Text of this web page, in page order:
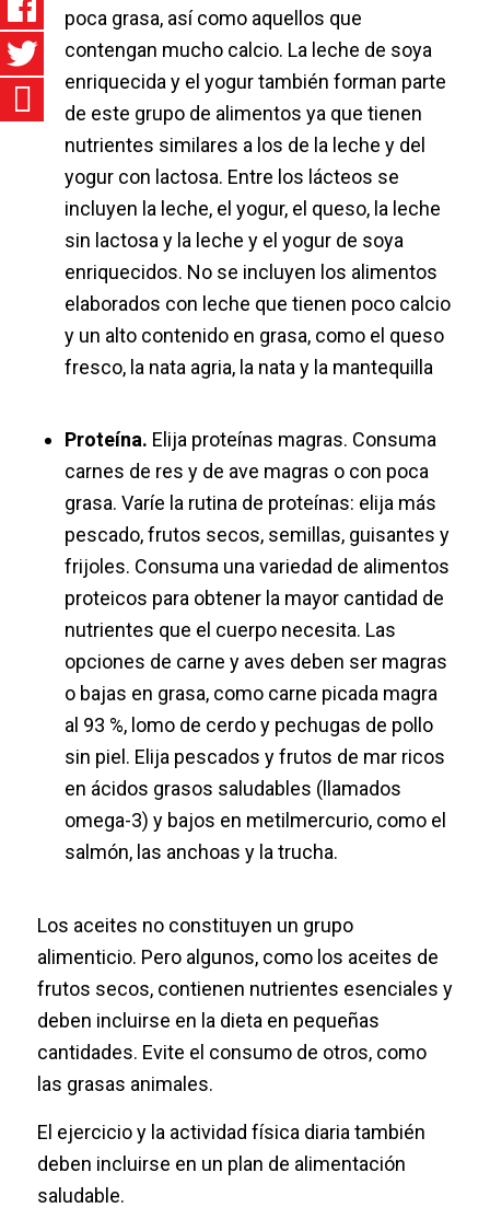
poca grasa, así como aquellos que
contengan mucho calcio. La leche de soya
enriquecida y el yogur también forman parte
de este grupo de alimentos ya que tienen
nutrientes similares a los de la leche y del
yogur con lactosa. Entre los lácteos se
incluyen la leche, el yogur, el queso, la leche
sin lactosa y la leche y el yogur de soya
enriquecidos. No se incluyen los alimentos
elaborados con leche que tienen poco calcio
y un alto contenido en grasa, como el queso
fresco, la nata agria, la nata y la mantequilla
Proteína. Elija proteínas magras. Consuma
carnes de res y de ave magras o con poca
grasa. Varíe la rutina de proteínas: elija más
pescado, frutos secos, semillas, guisantes y
frijoles. Consuma una variedad de alimentos
proteicos para obtener la mayor cantidad de
nutrientes que el cuerpo necesita. Las
opciones de carne y aves deben ser magras
o bajas en grasa, como carne picada magra
al 93 %, lomo de cerdo y pechugas de pollo
sin piel. Elija pescados y frutos de mar ricos
en ácidos grasos saludables (llamados
omega-3) y bajos en metilmercurio, como el
salmón, las anchoas y la trucha.
Los aceites no constituyen un grupo
alimenticio. Pero algunos, como los aceites de
frutos secos, contienen nutrientes esenciales y
deben incluirse en la dieta en pequeñas
cantidades. Evite el consumo de otros, como
las grasas animales.
El ejercicio y la actividad física diaria también
deben incluirse en un plan de alimentación
saludable.